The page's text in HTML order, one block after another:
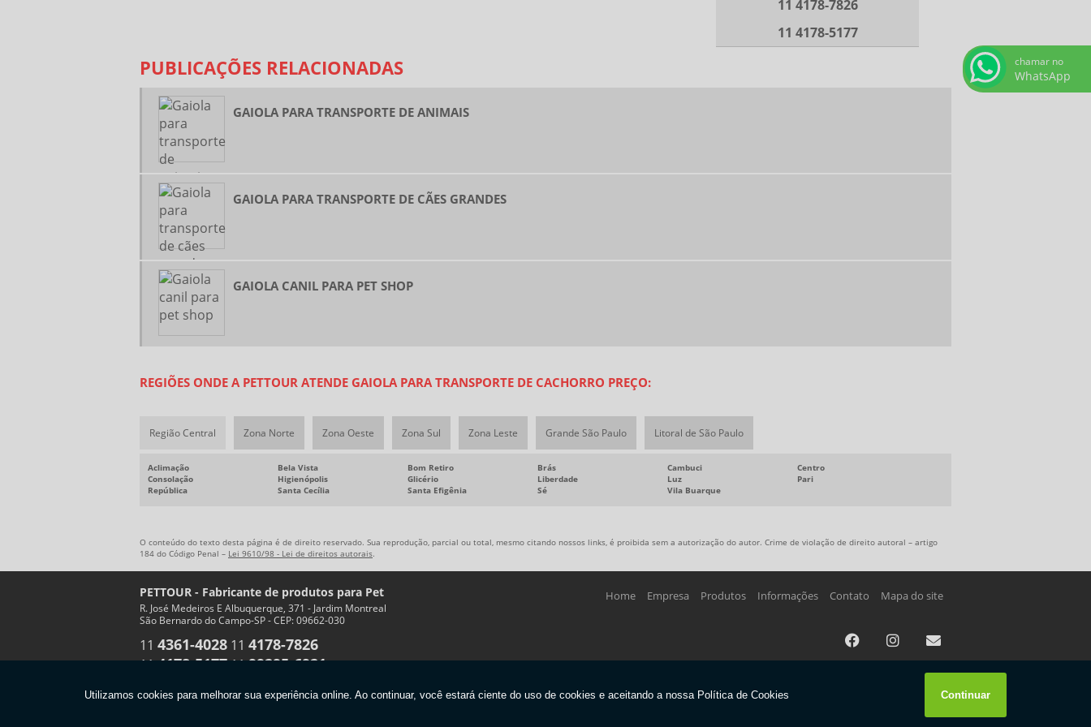
11 4178-7826
11 4178-5177
PUBLICAÇÕES RELACIONADAS
GAIOLA PARA TRANSPORTE DE ANIMAIS
GAIOLA PARA TRANSPORTE DE CÃES GRANDES
GAIOLA CANIL PARA PET SHOP
REGIÕES ONDE A PETTOUR ATENDE GAIOLA PARA TRANSPORTE DE CACHORRO PREÇO:
Região Central Zona Norte Zona Oeste Zona Sul Zona Leste Grande São Paulo Litoral de São Paulo
Aclimação Bela Vista Bom Retiro Brás Cambuci
Centro
Consolação
Higienópolis Glicério Liberdade Luz
Pari
República
Santa Cecília Santa Efigênia Sé Vila Buarque
O conteúdo do texto desta página é de direito reservado. Sua reprodução, parcial ou total, mesmo citando nossos links, é proibida sem a autorização do autor. Crime de violação de direito autoral – artigo
184 do Código Penal – Lei 9610/98 - Lei de direitos autorais.
PETTOUR - Fabricante de produtos para Pet
R. José Medeiros E Albuquerque, 371 - Jardim Montreal
São Bernardo do Campo-SP - CEP: 09662-030
11 4361-4028 11 4178-7826
114178-51771199295-6921
Home Empresa Produtos Informações Contato Mapa do site
Copyright © PETTOUR. (Lei 9610 de 19/02/1998) W3C
chamar no
WhatsApp